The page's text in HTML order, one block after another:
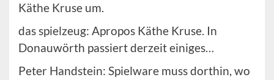
Käthe Kruse um.
das spielzeug: Apropos Käthe Kruse. In
Donauwörth passiert derzeit einiges…
Peter Handstein: Spielware muss dorthin, wo